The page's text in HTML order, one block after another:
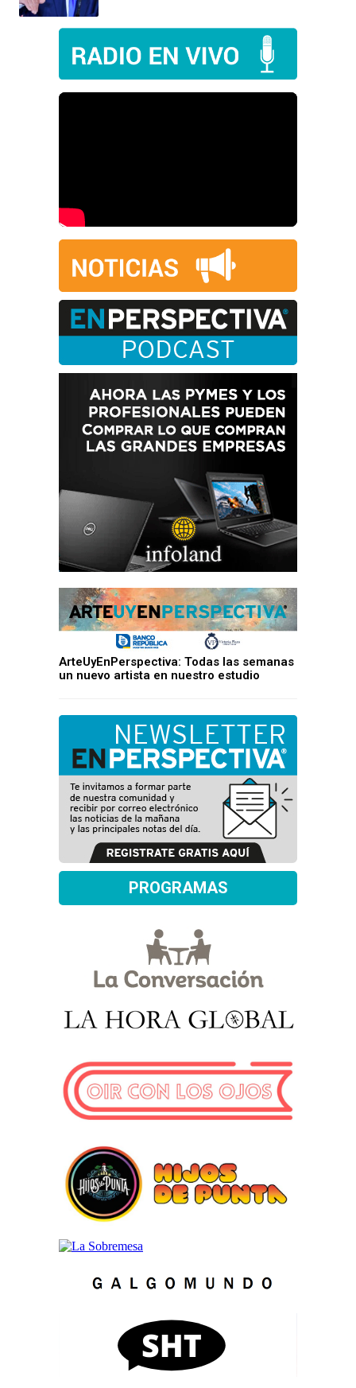
ArteUyEnPerspectiva: Todas las semanas
un nuevo artista en nuestro estudio
PROGRAMAS